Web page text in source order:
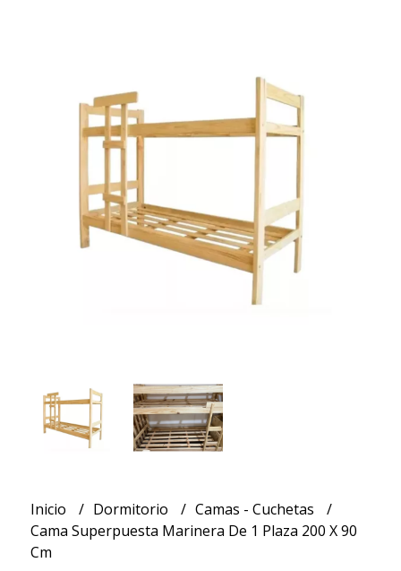
Inicio Dormitorio
Camas - Cuchetas
Cama Superpuesta Marinera De 1 Plaza 200 X 90
Cm